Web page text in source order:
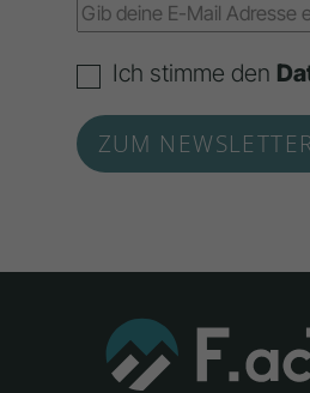
Ich stimme den